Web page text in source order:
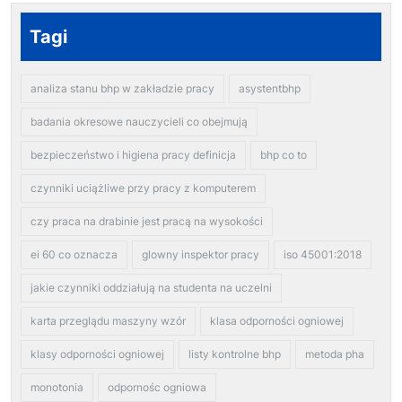
Tagi
analiza stanu bhp w zakładzie pracy asystentbhp
badania okresowe nauczycieli co obejmują
bezpieczeństwo i higiena pracy definicja bhp co to
czynniki uciążliwe przy pracy z komputerem
czy praca na drabinie jest pracą na wysokości
ei 60 co oznacza glowny inspektor pracy iso 45001:2018
jakie czynniki oddziałują na studenta na uczelni
karta przeglądu maszyny wzór klasa odporności ogniowej
klasy odporności ogniowej listy kontrolne bhp metoda pha
monotonia odpornośc ogniowa